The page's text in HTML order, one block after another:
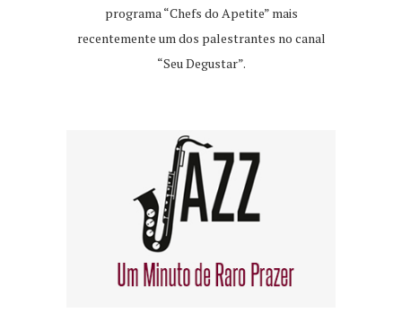
programa “Chefs do Apetite” mais
recentemente um dos palestrantes no canal
“Seu Degustar”.